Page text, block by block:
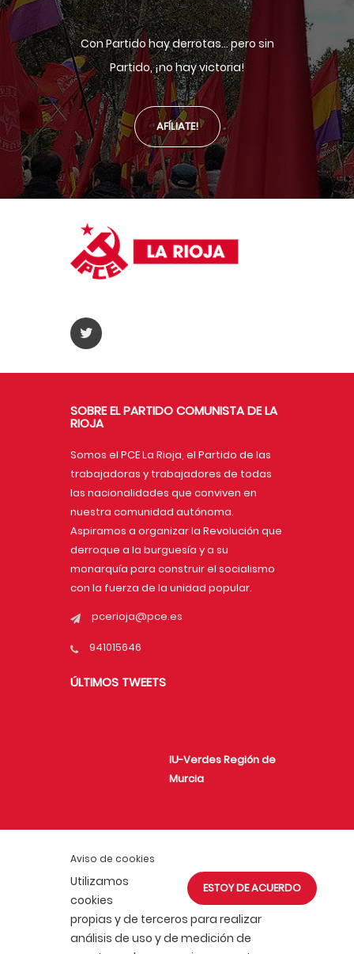
Aviso de cookies
ESTOY DE ACUERDO
Utilizamos
cookies
propias y de terceros para realizar
análisis de uso y de medición de
Con Partido hay derrotas... pero sin
Partido, ¡no hay victoria!
AFÍLIATE!
SOBRE EL PARTIDO COMUNISTA DE LA
RIOJA
Somos el PCE La Rioja, el Partido de las
trabajadoras y trabajadores de todas
las nacionalidades que conviven en
nuestra comunidad autónoma.
Aspiramos a organizar la Revolución que
derroque a la burguesía y a su
monarquía para construir el socialismo
con la fuerza de la unidad popular.
pcerioja@pce.es
941015646
ÚLTIMOS TWEETS
IU-Verdes Región de
Murcia
Comunistas de
España